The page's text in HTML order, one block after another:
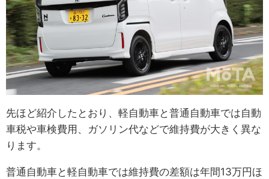
先ほど紹介したとおり、軽自動車と普通自動車では自動
車税や車検費用、ガソリン代などで維持費が大きく異な
ります。
普通自動車と軽自動車では維持費の差額は年間13万円ほ